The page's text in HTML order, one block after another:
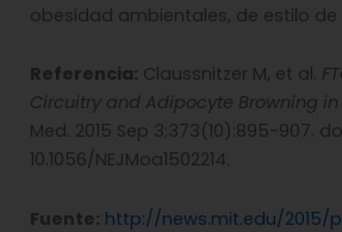
obesidad ambientales, de estilo de
Referencia: Claussnitzer M, et al.
Circuitry and Adipocyte Browning in
Med. 2015 Sep 3;373(10):895-907.
10.1056/NEJMoa1502214.
Fuente: http://news.mit.edu/